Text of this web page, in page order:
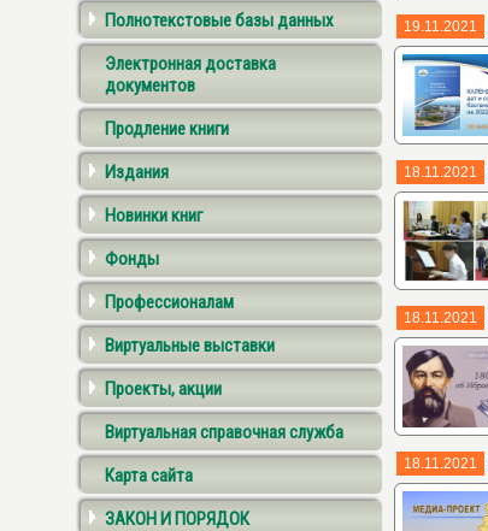
Полнотекстовые базы данных
Электронная доставка
документов
Продление книги
Издания
Новинки книг
Фонды
Профессионалам
Виртуальные выставки
Проекты, акции
Виртуальная справочная служба
Карта сайта
ЗАКОН И ПОРЯДОК
19.11.2021
18.11.2021
18.11.2021
18.11.2021